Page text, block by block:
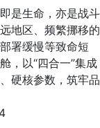
是生命，亦是战斗
地区、频繁挪移的
署缓慢等致命短
，以“四合一”集成
硬核参数，筑牢品